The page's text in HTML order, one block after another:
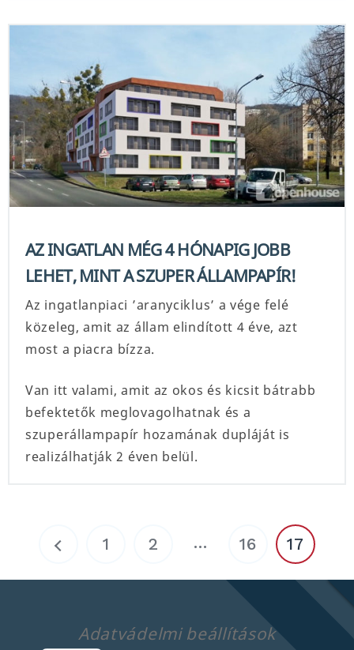
AZ INGATLAN MÉG 4 HÓNAPIG JOBB
LEHET, MINT A SZUPER ÁLLAMPAPÍR!
Az ingatlanpiaci ’aranyciklus’ a vége felé
közeleg, amit az állam elindított 4 éve, azt
most a piacra bízza.
Van itt valami, amit az okos és kicsit bátrabb
befektetők meglovagolhatnak és a
szuperállampapír hozamának dupláját is
realizálhatják 2 éven belül.
1 2 … 16 17
Adatvádelmi beállítások